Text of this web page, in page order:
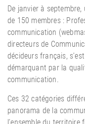
De janvier à
de 150 membres :
communication
directeurs de
décideurs français,
démarquant par la
communication.
Ces 32 catégories
panorama de la